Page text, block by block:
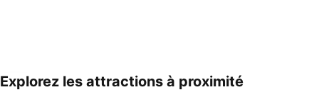
Explorez les attractions à proximité